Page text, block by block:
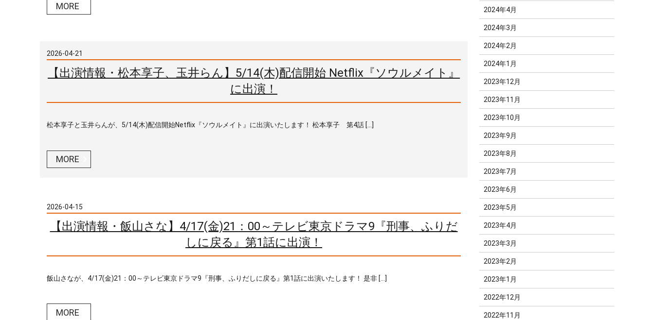
MORE
2026-04-21
【出演情報・松本享子、玉井らん】5/14(木)配信開始 Netflix『ソウルメイト』
に出演！
松本享子と玉井らんが、5/14(木)配信開始Netflix『ソウルメイト』に出演いたします！ 松本享子 第4話 […]
MORE
2026-04-15
【出演情報・飯山さな】4/17(金)21：00～テレビ東京ドラマ9『刑事、ふりだ
しに戻る』第1話に出演！
飯山さなが、4/17(金)21：00～テレビ東京ドラマ9『刑事、ふりだしに戻る』第1話に出演いたします！ 是非 […]
MORE
2024年4月
2024年3月
2024年2月
2024年1月
2023年12月
2023年11月
2023年10月
2023年9月
2023年8月
2023年7月
2023年6月
2023年5月
2023年4月
2023年3月
2023年2月
2023年1月
2022年12月
2022年11月